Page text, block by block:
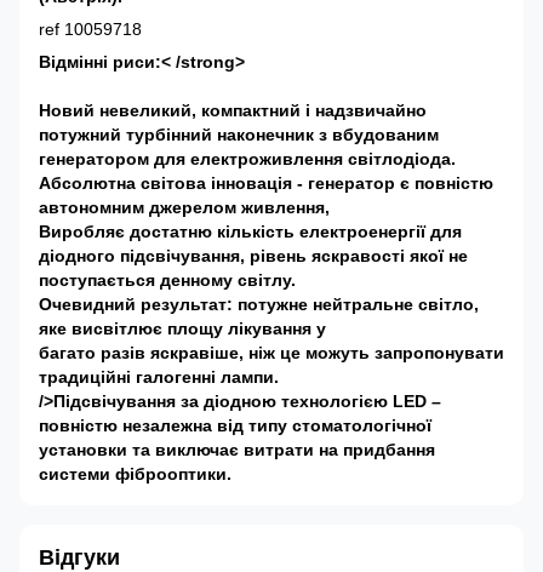
ref 10059718
Відмінні риси:< /strong>
Новий невеликий, компактний і надзвичайно
потужний турбінний наконечник з вбудованим
генератором для електроживлення світлодіода.
Абсолютна світова інновація - генератор є повністю
автономним джерелом живлення,
Виробляє достатню кількість електроенергії для
діодного підсвічування, рівень яскравості якої не
поступається денному світлу.
Очевидний результат: потужне нейтральне світло,
яке висвітлює площу лікування у
багато разів яскравіше, ніж це можуть запропонувати
традиційні галогенні лампи.
/>Підсвічування за діодною технологією LED –
повністю незалежна від типу стоматологічної
установки та виключає витрати на придбання
системи фіброоптики.
Відгуки